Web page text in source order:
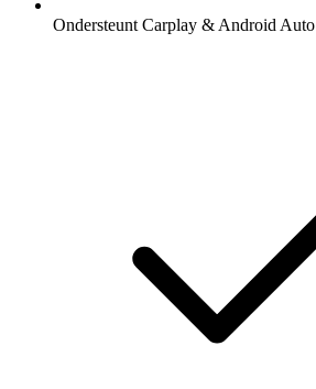
Ondersteunt Carplay & Android Auto